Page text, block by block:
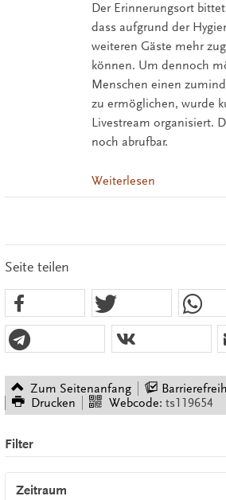
Der Erinnerungsort
dass aufgrund der
weiteren Gäste mehr
können. Um dennoch
Menschen einen
zu ermöglichen, wurde
Livestream organisiert.
noch abrufbar.
Weiterlesen
Seite teilen
Zum Seitenanfang
Drucken
Webcode: ts119654
Filter
Zeitraum